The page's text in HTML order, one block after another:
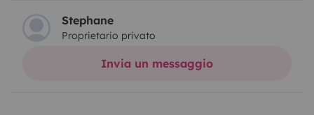
welcome 50 d'une longueur de 5m30 se conduit et se
gare facilement prise en main rapide il est de 2000
mais fait le job pour passer d'excellente vacances
Stephane
Proprietario privato
Invia un messaggio